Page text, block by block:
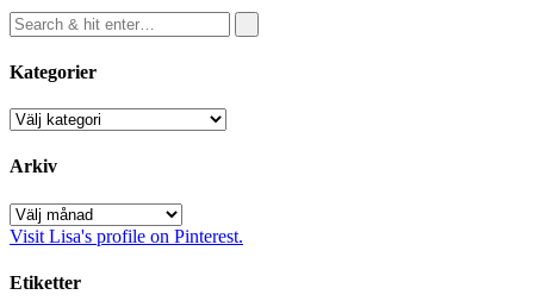
Kategorier
Kategorier
Arkiv
Arkiv
Visit Lisa's profile on Pinterest.
Etiketter